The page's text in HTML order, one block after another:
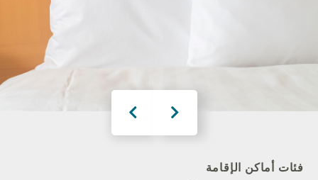
فئات أماكن الإقامة